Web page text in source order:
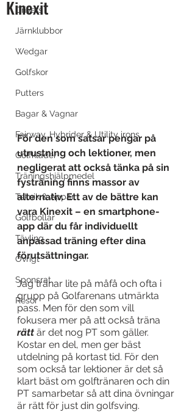
Drivers
Järnklubbor
Wedgar
Golfskor
Putters
Bagar & Vagnar
Fairway, Hybrider & Utility irons
Golfkläder
Träningshjälpmedel
Teknik & Appar
Golfbollar
Tävling
Övrigt
Sponsrat
Resor
Kinexit
För den som satsar pengar på
utrustning och lektioner, men
negligerat att också tänka på sin
fysträning finns massor av
alternativ. Ett av de bättre kan
vara Kinexit – en smartphone-
app där du får individuellt
anpassad träning efter dina
förutsättningar.
Jag tränar lite på måfå och ofta i
grupp på Golfarenans utmärkta
pass. Men för den som vill
fokusera mer på att också träna
rätt är det nog PT som gäller.
Kostar en del, men ger bäst
utdelning på kortast tid. För den
som också tar lektioner är det så
klart bäst om golftränaren och din
PT samarbetar så att dina övningar
är rätt för just din golfsving.